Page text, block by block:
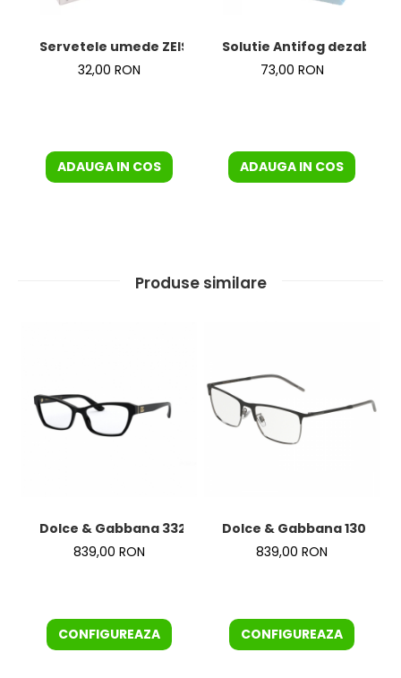
Servetele umede ZEISS
32,00 RON
ADAUGA IN COS
Solutie Antifog dezaburire
73,00 RON
ADAUGA IN COS
Produse similare
Dolce & Gabbana 3328 501
839,00 RON
CONFIGUREAZA
Dolce & Gabbana 1309
839,00 RON
CONFIGUREAZA